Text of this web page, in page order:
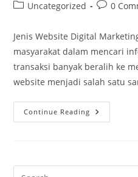
author:
published:
PostUncategorized
Post0
Jenis Website Digital
masyarakat dalam mencari
transaksi banyak beralih ke
website menjadi salah satu
Continue Reading Jenis-
Jenis